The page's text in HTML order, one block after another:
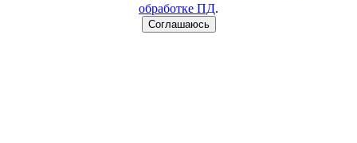
обработке ПД.
Соглашаюсь